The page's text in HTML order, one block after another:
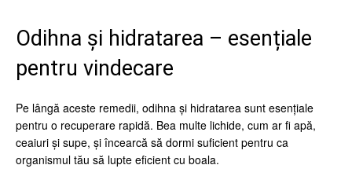
Odihna și hidratarea – esențiale
pentru vindecare
Pe lângă aceste remedii, odihna și hidratarea sunt esențiale
pentru o recuperare rapidă. Bea multe lichide, cum ar fi apă,
ceaiuri și supe, și încearcă să dormi suficient pentru ca
organismul tău să lupte eficient cu boala.